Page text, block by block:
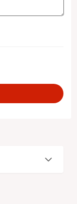
för att minska
kronor